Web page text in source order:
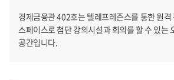
경제금융관 402호는 텔레프레즌스를 통한 원격
스페이스로 첨단 강의시설과 회의를 할 수 있는
공간입니다.